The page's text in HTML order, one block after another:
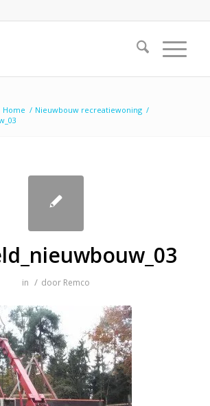
Home / Nieuwbouw recreatiewoning /
in / door Remco